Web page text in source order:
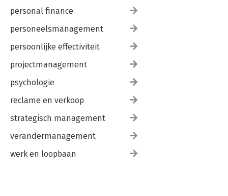
personal finance
personeelsmanagement
persoonlijke effectiviteit
projectmanagement
psychologie
reclame en verkoop
strategisch management
verandermanagement
werk en loopbaan